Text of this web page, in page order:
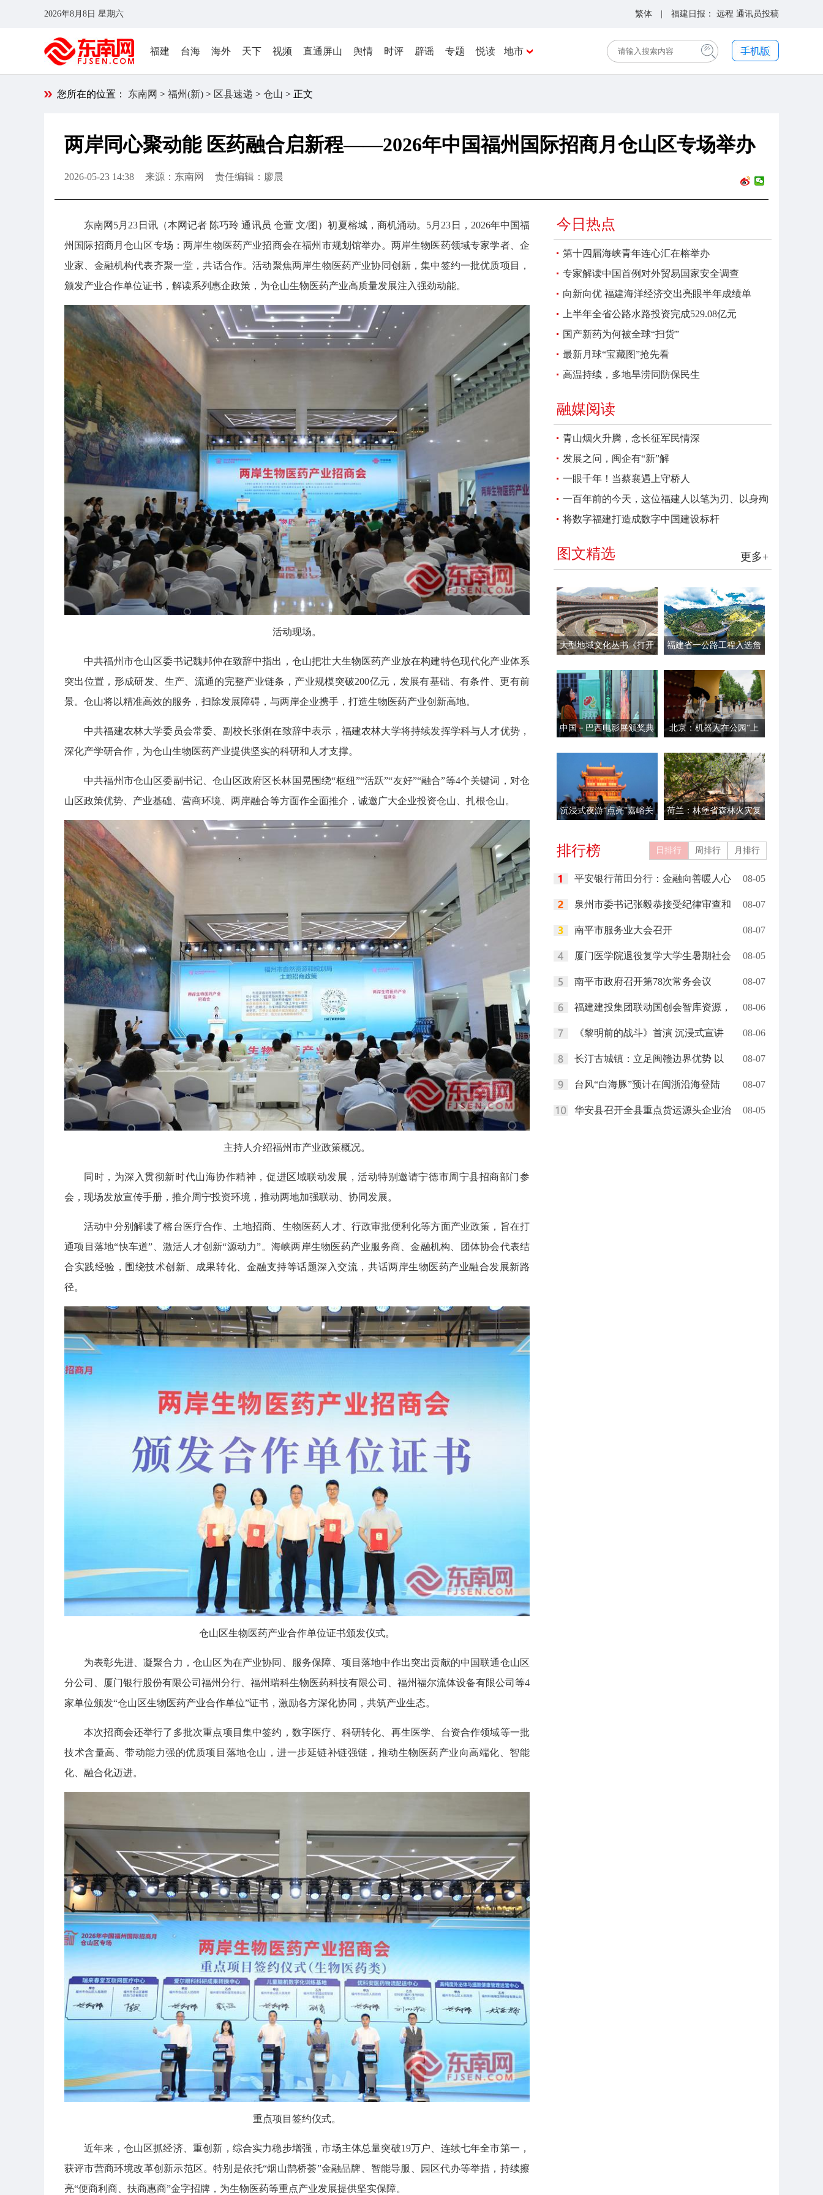
2026年8月8日 星期六 繁体 | 福建日报： 远程 通讯员投稿
福建 台海 海外 天下 视频 直通屏山 舆情 时评 辟谣 专题 悦读 地市
您所在的位置： 东南网 > 福州(新) > 区县速递 > 仓山 > 正文
两岸同心聚动能 医药融合启新程——2026年中国福州国际招商月仓山区专场举办
2026-05-23 14:38 来源：东南网 责任编辑：廖晨
东南网5月23日讯（本网记者 陈巧玲 通讯员 仓萱 文/图）初夏榕城，商机涌动。5月23日，2026年中国福
州国际招商月仓山区专场：两岸生物医药产业招商会在福州市规划馆举办。两岸生物医药领域专家学者、企
业家、金融机构代表齐聚一堂，共话合作。活动聚焦两岸生物医药产业协同创新，集中签约一批优质项目，
颁发产业合作单位证书，解读系列惠企政策，为仓山生物医药产业高质量发展注入强劲动能。
活动现场。
中共福州市仓山区委书记魏邦仲在致辞中指出，仓山把壮大生物医药产业放在构建特色现代化产业体系
突出位置，形成研发、生产、流通的完整产业链条，产业规模突破200亿元，发展有基础、有条件、更有前
景。仓山将以精准高效的服务，扫除发展障碍，与两岸企业携手，打造生物医药产业创新高地。
中共福建农林大学委员会常委、副校长张俐在致辞中表示，福建农林大学将持续发挥学科与人才优势，
深化产学研合作，为仓山生物医药产业提供坚实的科研和人才支撑。
中共福州市仓山区委副书记、仓山区政府区长林国晃围绕“枢纽”“活跃”“友好”“融合”等4个关键词，对仓
山区政策优势、产业基础、营商环境、两岸融合等方面作全面推介，诚邀广大企业投资仓山、扎根仓山。
主持人介绍福州市产业政策概况。
同时，为深入贯彻新时代山海协作精神，促进区域联动发展，活动特别邀请宁德市周宁县招商部门参
会，现场发放宣传手册，推介周宁投资环境，推动两地加强联动、协同发展。
活动中分别解读了榕台医疗合作、土地招商、生物医药人才、行政审批便利化等方面产业政策，旨在打
通项目落地“快车道”、激活人才创新“源动力”。海峡两岸生物医药产业服务商、金融机构、团体协会代表结
合实践经验，围绕技术创新、成果转化、金融支持等话题深入交流，共话两岸生物医药产业融合发展新路
径。
仓山区生物医药产业合作单位证书颁发仪式。
为表彰先进、凝聚合力，仓山区为在产业协同、服务保障、项目落地中作出突出贡献的中国联通仓山区
分公司、厦门银行股份有限公司福州分行、福州瑞科生物医药科技有限公司、福州福尔流体设备有限公司等4
家单位颁发“仓山区生物医药产业合作单位”证书，激励各方深化协同，共筑产业生态。
本次招商会还举行了多批次重点项目集中签约，数字医疗、科研转化、再生医学、台资合作领域等一批
技术含量高、带动能力强的优质项目落地仓山，进一步延链补链强链，推动生物医药产业向高端化、智能
化、融合化迈进。
重点项目签约仪式。
近年来，仓山区抓经济、重创新，综合实力稳步增强，市场主体总量突破19万户、连续七年全市第一，
获评市营商环境改革创新示范区。特别是依托“烟山鹊桥荟”金融品牌、智能导服、园区代办等举措，持续擦
亮“便商利商、扶商惠商”金字招牌，为生物医药等重点产业发展提供坚实保障。
今日热点
第十四届海峡青年连心汇在榕举办
专家解读中国首例对外贸易国家安全调查
向新向优 福建海洋经济交出亮眼半年成绩单
上半年全省公路水路投资完成529.08亿元
国产新药为何被全球“扫货”
最新月球“宝藏图”抢先看
高温持续，多地旱涝同防保民生
融媒阅读
青山烟火升腾，念长征军民情深
发展之问，闽企有“新”解
一眼千年！当蔡襄遇上守桥人
一百年前的今天，这位福建人以笔为刃、以身殉
报
将数字福建打造成数字中国建设标杆
更多+
图文精选
大型地域文化丛书《打开
福建省一公路工程入选詹
中国－巴西电影展颁奖典
北京：机器人在公园“上
沉浸式夜游“点亮”嘉峪关
荷兰：林堡省森林火灾复
排行榜 日排行 周排行 月排行
平安银行莆田分行：金融向善暖人心 08-05
泉州市委书记张毅恭接受纪律审查和 08-07
南平市服务业大会召开 08-07
厦门医学院退役复学大学生暑期社会 08-05
南平市政府召开第78次常务会议 08-07
福建建投集团联动国创会智库资源， 08-06
《黎明前的战斗》首演 沉浸式宣讲 08-06
长汀古城镇：立足闽赣边界优势 以 08-07
台风“白海豚”预计在闽浙沿海登陆 08-07
华安县召开全县重点货运源头企业治 08-05